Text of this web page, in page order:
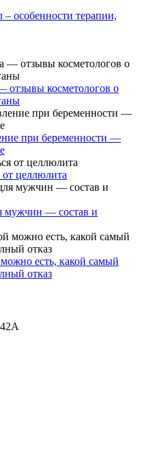
особенности терапии,
отзывы косметологов о
при беременности —
целлюлита
мужчин — состав и
есть, какой самый
отказ